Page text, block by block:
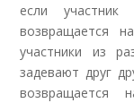
если
возвращается
участники из
задевают друг
возвращается